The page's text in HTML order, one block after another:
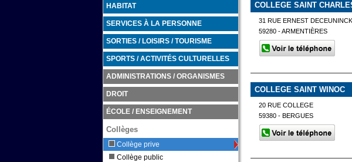
HABITAT
SERVICES À LA PERSONNE
SORTIES / LOISIRS / TOURISME
SPORTS / ACTIVITÉS CULTURELLES
ADMINISTRATIONS / ORGANISMES
DROIT
ÉCOLE / ENSEIGNEMENT
Collèges
Collège prive
Collège public
COLLEGE SAINT
31 RUE ERNEST DECEUNINCK
59280 - ARMENTIÈRES
COLLEGE SAINT WINOC
20 RUE COLLEGE
59380 - BERGUES